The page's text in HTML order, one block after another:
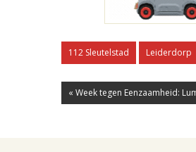
112 Sleutelstad Leiderdorp
« Week tegen Eenzaamheid: